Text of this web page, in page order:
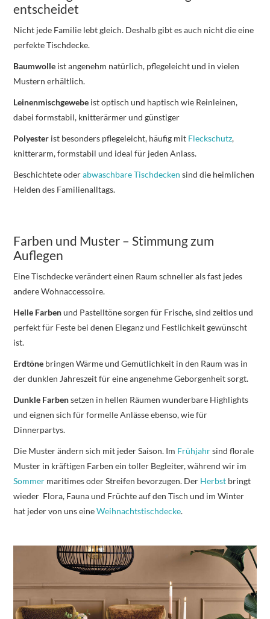
entscheidet
Nicht jede Familie lebt gleich. Deshalb gibt es auch nicht die eine
perfekte Tischdecke.
Baumwolle ist angenehm natürlich, pflegeleicht und in vielen
Mustern erhältlich.
Leinenmischgewebe ist optisch und haptisch wie Reinleinen,
dabei formstabil, knitterärmer und günstiger
Polyester ist besonders pflegeleicht, häufig mit Fleckschutz,
knitterarm, formstabil und ideal für jeden Anlass.
Beschichtete oderabwaschbare Tischdecken sind die heimlichen
Helden des Familienalltags.
Farben und Muster – Stimmung zum
Auflegen
Eine Tischdecke verändert einen Raum schneller als fast jedes
andere Wohnaccessoire.
Helle Farbenund Pastelltöne sorgen für Frische, sind zeitlos und
perfekt für Feste bei denen Eleganz und Festlichkeit gewünscht
ist.
Erdtöne bringen Wärme und Gemütlichkeit in den Raum was in
der dunklen Jahreszeit für eine angenehme Geborgenheit sorgt.
Dunkle Farbensetzen in hellen Räumen wunderbare Highlights
und eignen sich für formelle Anlässe ebenso, wie für
Dinnerpartys.
Die Muster ändern sich mit jeder Saison. Im Frühjahrsind florale
Muster in kräftigen Farben ein toller Begleiter, während wir im
Sommer maritimes oder Streifen bevorzugen. Der Herbst bringt
wieder Flora, Fauna und Früchte auf den Tisch und im Winter
hat jeder von uns eineWeihnachtstischdecke.